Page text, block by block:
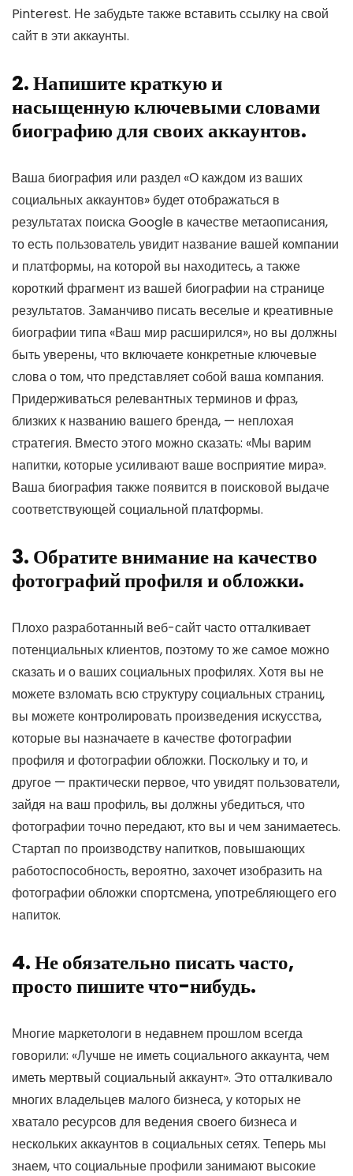
Pinterest. Не забудьте также вставить ссылку на свой
сайт в эти аккаунты.
2. Напишите краткую и
насыщенную ключевыми словами
биографию для своих аккаунтов.
Ваша биография или раздел «О каждом из ваших
социальных аккаунтов» будет отображаться в
результатах поиска Google в качестве метаописания,
то есть пользователь увидит название вашей компании
и платформы, на которой вы находитесь, а также
короткий фрагмент из вашей биографии на странице
результатов. Заманчиво писать веселые и креативные
биографии типа «Ваш мир расширился», но вы должны
быть уверены, что включаете конкретные ключевые
слова о том, что представляет собой ваша компания.
Придерживаться релевантных терминов и фраз,
близких к названию вашего бренда, — неплохая
стратегия. Вместо этого можно сказать: «Мы варим
напитки, которые усиливают ваше восприятие мира».
Ваша биография также появится в поисковой выдаче
соответствующей социальной платформы.
3. Обратите внимание на качество
фотографий профиля и обложки.
Плохо разработанный веб-сайт часто отталкивает
потенциальных клиентов, поэтому то же самое можно
сказать и о ваших социальных профилях. Хотя вы не
можете взломать всю структуру социальных страниц,
вы можете контролировать произведения искусства,
которые вы назначаете в качестве фотографии
профиля и фотографии обложки. Поскольку и то, и
другое — практически первое, что увидят пользователи,
зайдя на ваш профиль, вы должны убедиться, что
фотографии точно передают, кто вы и чем занимаетесь.
Стартап по производству напитков, повышающих
работоспособность, вероятно, захочет изобразить на
фотографии обложки спортсмена, употребляющего его
напиток.
4. Не обязательно писать часто,
просто пишите что-нибудь.
Многие маркетологи в недавнем прошлом всегда
говорили: «Лучше не иметь социального аккаунта, чем
иметь мертвый социальный аккаунт». Это отталкивало
многих владельцев малого бизнеса, у которых не
хватало ресурсов для ведения своего бизнеса и
нескольких аккаунтов в социальных сетях. Теперь мы
знаем, что социальные профили занимают высокие